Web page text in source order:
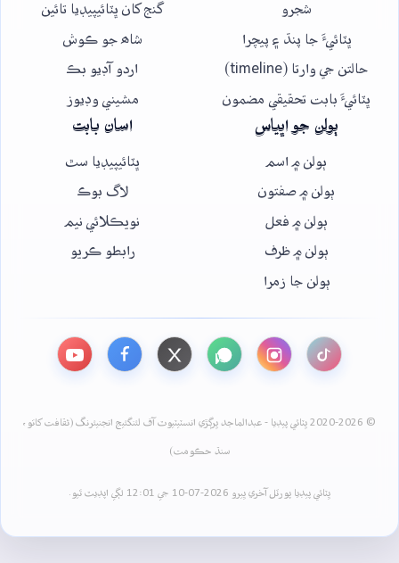
شجرو
ڀٽائيءَ جا پنڌ ۽ پيچرا
حالتن جي وارتا (timeline)
ڀٽائيءَ بابت تحقيقي مضمون
گنج کان ڀٽائيپيڊيا تائين
شاھ جو ڪوش
اردو آڊيو بڪ
مشيني وڊيوز
ٻولن جو اڀياس
ٻولن ۾ اسم
ٻولن ۾ صفتون
ٻولن ۾ فعل
ٻولن ۾ ظرف
ٻولن جا زمرا
اسان بابت
ڀٽائيپيڊيا سٿ
لاگ بوڪ
نويڪلائي نيم
رابطو ڪريو
© 2020-2026 ڀٽائي پيڊيا - عبدالماجد ڀرڳڙي انسٽيٽيوٽ آف لئنگئيج انجنيئرنگ (ثقافت کاتو،
سنڌ حڪومت)
ڀٽائي پيڊيا پورٽل آخري ڀيرو 2026-07-10 جي 12:01 لڳي اپڊيٽ ٿيو.